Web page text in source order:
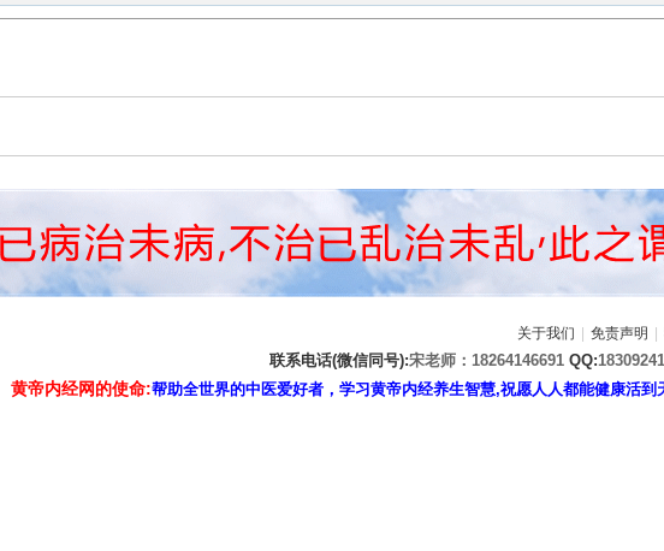
关于我们 免责声明
联系电话(微信同号):宋老师：18264146691 QQ:
黄帝内经网的使命:帮助全世界的中医爱好者，学习黄帝内经养生智慧,祝愿人人都能健康活